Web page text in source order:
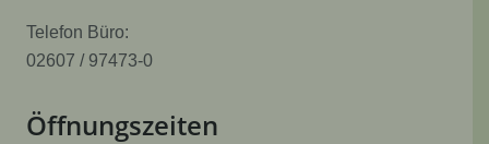
Telefon Büro:
02607 / 97473-0
Öffnungszeiten